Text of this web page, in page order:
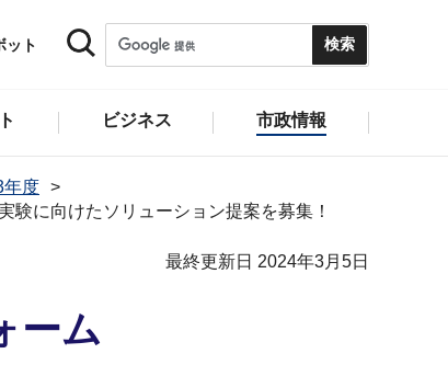
ット
ビジネス 市政情報
年度
に向けたソリューション提案を募集！
最終更新日 2024年3月5日
ーム